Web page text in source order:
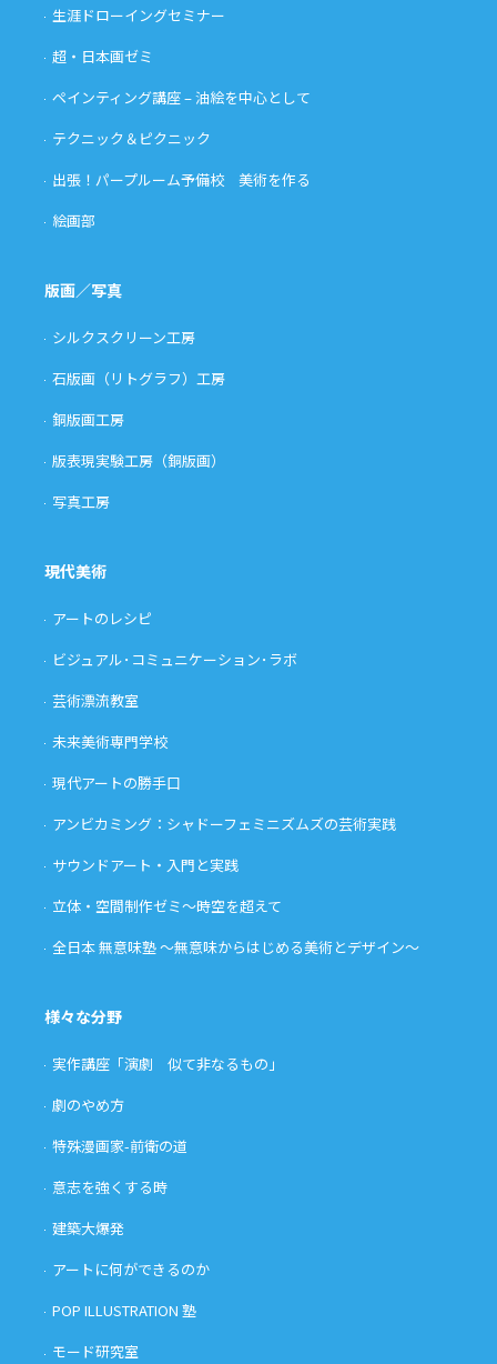
生涯ドローイングセミナー
超・日本画ゼミ
ペインティング講座 – 油絵を中心として
テクニック＆ピクニック
出張！パープルーム予備校 美術を作る
絵画部
版画／写真
シルクスクリーン工房
石版画（リトグラフ）工房
銅版画工房
版表現実験工房（銅版画）
写真工房
現代美術
アートのレシピ
ビジュアル･コミュニケーション･ラボ
芸術漂流教室
未来美術専門学校
現代アートの勝手口
アンビカミング：シャドーフェミニズムズの芸術実践
サウンドアート・入門と実践
立体・空間制作ゼミ〜時空を超えて
全日本 無意味塾 〜無意味からはじめる美術とデザイン〜
様々な分野
実作講座「演劇 似て非なるもの」
劇のやめ方
特殊漫画家-前衛の道
意志を強くする時
建築大爆発
アートに何ができるのか
POP ILLUSTRATION 塾
モード研究室